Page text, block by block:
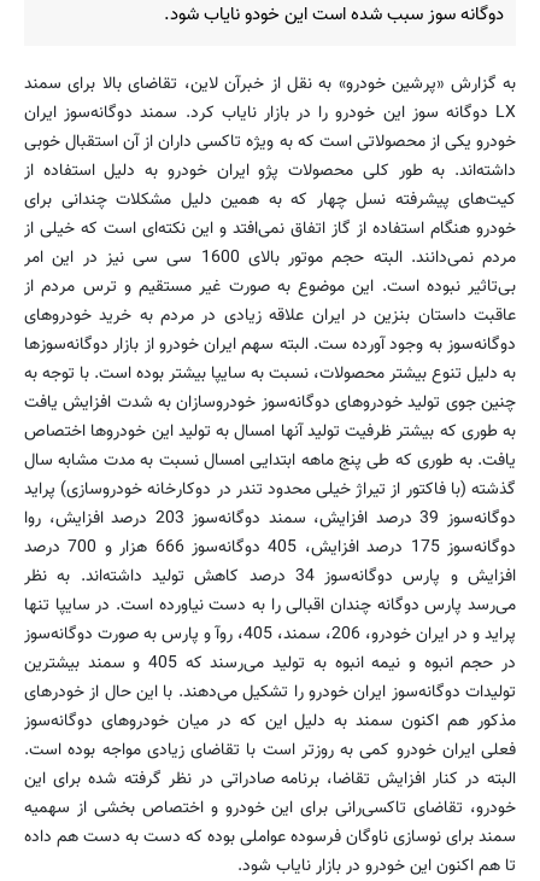
دوگانه سوز سبب شده است این خودو نایاب شود.
به گزارش «پرشین خودرو» به نقل از خبرآن لاین، تقاضای بالا برای سمند
LX دوگانه سوز این خودرو را در بازار نایاب کرد. سمند دوگانه‌سوز ایران
خودرو یکی از محصولاتی است که به ویژه تاکسی داران از آن استقبال خوبی
داشته‌اند. به طور کلی محصولات پژو ایران خودرو به دلیل استفاده از
کیت‌های پیشرفته نسل چهار که به همین دلیل مشکلات چندانی برای
خودرو هنگام استفاده از گاز اتفاق نمی‌افتد و این نکته‌ای است که خیلی از
مردم نمی‌دانند. البته حجم موتور بالای 1600 سی سی نیز در این امر
بی‌تاثیر نبوده است. این موضوع به صورت غیر مستقیم و ترس مردم از
عاقبت داستان بنزین در ایران علاقه زیادی در مردم به خرید خودروهای
دوگانه‌سوز به وجود آورده ست. البته سهم ایران خودرو از بازار دوگانه‌سوزها
به دلیل تنوع بیشتر محصولات، نسبت به سایپا بیشتر بوده است. با توجه به
چنین جوی تولید خودروهای دوگانه‌سوز خودروسازان به شدت افزایش یافت
به طوری که بیشتر ظرفیت تولید آنها امسال به تولید این خودروها اختصاص
یافت. به طوری که طی پنج ماهه ابتدایی امسال نسبت به مدت مشابه سال
گذشته (با فاکتور از تیراژ خیلی محدود تندر در دوکارخانه خودروسازی) پراید
دوگانه‌سوز 39 درصد افزایش، سمند دوگانه‌سوز 203 درصد افزایش، روا
دوگانه‌سوز 175 درصد افزایش، 405 دوگانه‌سوز 666 هزار و 700 درصد
افزایش و پارس دوگانه‌سوز 34 درصد کاهش تولید داشته‌اند. به نظر
می‌رسد پارس دوگانه چندان اقبالی را به دست نیاورده است. در سایپا تنها
پراید و در ایران خودرو، 206، سمند، 405، روآ و پارس به صورت دوگانه‌سوز
در حجم انبوه و نیمه انبوه به تولید می‌رسند که 405 و سمند بیشترین
تولیدات دوگانه‌سوز ایران خودرو را تشکیل می‌دهند. با این حال از خودرهای
مذکور هم اکنون سمند به دلیل این که در میان خودروهای دوگانه‌سوز
فعلی ایران خودرو کمی به روز‌تر است با تقاضای زیادی مواجه بوده است.
البته در کنار افزایش تقاضا، برنامه صادراتی در نظر گرفته شده برای این
خودرو، تقاضای تاکسی‌رانی برای این خودرو و اختصاص بخشی از سهمیه
سمند برای نوسازی ناوگان فرسوده عواملی بوده که دست به دست هم داده
تا هم اکنون این خودرو در بازار نایاب شود.